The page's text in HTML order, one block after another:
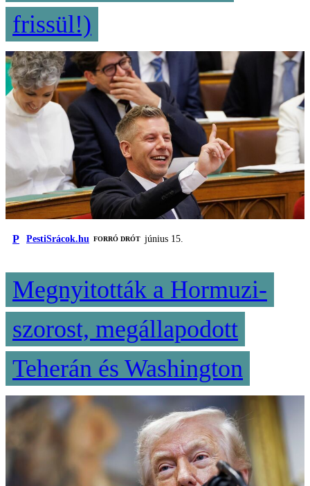
frissül!)
P PestiSrácok.hu FORRÓ DRÓT június 15.
Megnyitották a Hormuzi-
szorost, megállapodott
Teherán és Washington